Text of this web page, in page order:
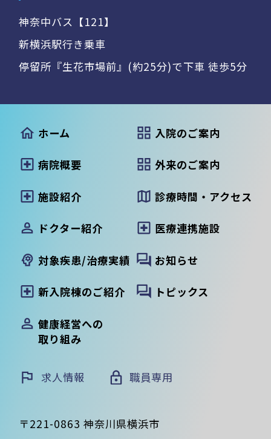
神奈中バス【121】
新横浜駅行き乗車
停留所『生花市場前』(約25分)で下車 徒歩5分
ホーム
病院概要
施設紹介
ドクター紹介
対象疾患/治療実績
新入院棟のご紹介
健康経営への
取り組み
入院のご案内
外来のご案内
診療時間・アクセス
医療連携施設
お知らせ
トピックス
求人情報 職員専用
〒221-0863 神奈川県横浜市